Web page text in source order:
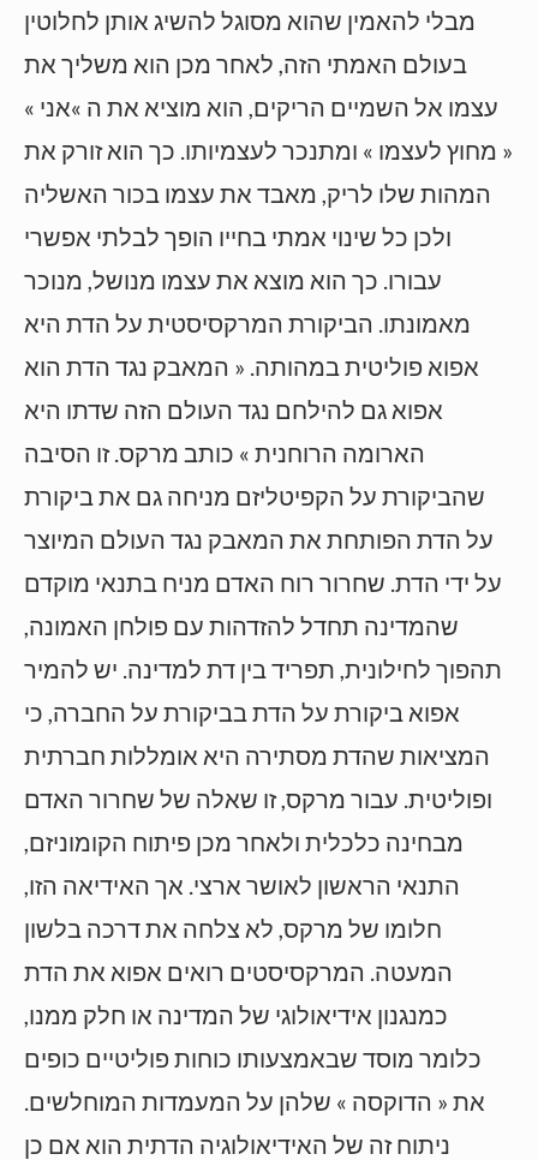
מבלי להאמין שהוא מסוגל להשיג אותן לחלוטין
בעולם האמתי הזה, לאחר מכן הוא משליך את
עצמו אל השמיים הריקים, הוא מוציא את ה »אני »
« מחוץ לעצמו » ומתנכר לעצמיותו. כך הוא זורק את
המהות שלו לריק, מאבד את עצמו בכור האשליה
ולכן כל שינוי אמתי בחייו הופך לבלתי אפשרי
עבורו. כך הוא מוצא את עצמו מנושל, מנוכר
מאמונתו. הביקורת המרקסיסטית על הדת היא
אפוא פוליטית במהותה. « המאבק נגד הדת הוא
אפוא גם להילחם נגד העולם הזה שדתו היא
הארומה הרוחנית » כותב מרקס. זו הסיבה
שהביקורת על הקפיטליזם מניחה גם את ביקורת
על הדת הפותחת את המאבק נגד העולם המיוצר
על ידי הדת. שחרור רוח האדם מניח בתנאי מוקדם
שהמדינה תחדל להזדהות עם פולחן האמונה,
תהפוך לחילונית, תפריד בין דת למדינה. יש להמיר
אפוא ביקורת על הדת בביקורת על החברה, כי
המציאות שהדת מסתירה היא אומללות חברתית
ופוליטית. עבור מרקס, זו שאלה של שחרור האדם
מבחינה כלכלית ולאחר מכן פיתוח הקומוניזם,
התנאי הראשון לאושר ארצי. אך האידיאה הזו,
חלומו של מרקס, לא צלחה את דרכה בלשון
המעטה. המרקסיסטים רואים אפוא את הדת
כמנגנון אידיאולוגי של המדינה או חלק ממנו,
כלומר מוסד שבאמצעותו כוחות פוליטיים כופים
את « הדוקסה » שלהן על המעמדות המוחלשים.
ניתוח זה של האידיאולוגיה הדתית הוא אם כן